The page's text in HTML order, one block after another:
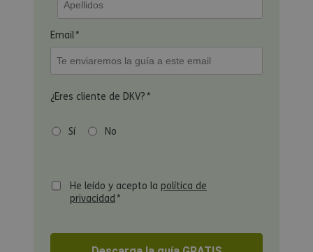
Email*
¿Eres cliente de DKV?*
Sí No
He leído y acepto la política de
privacidad*